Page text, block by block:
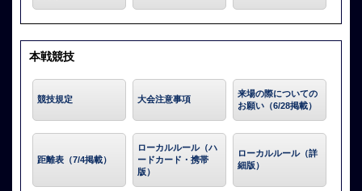
本戦競技
競技規定 大会注意事項
来場の際についての
お願い（6/28掲載）
距離表（7/4掲載）
ローカルルール（ハ
ードカード・携帯
版）
ローカルルール（詳
細版）